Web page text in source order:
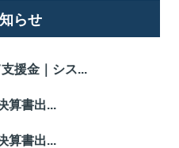
らせ
援金｜シス...
算書出...
算書出...